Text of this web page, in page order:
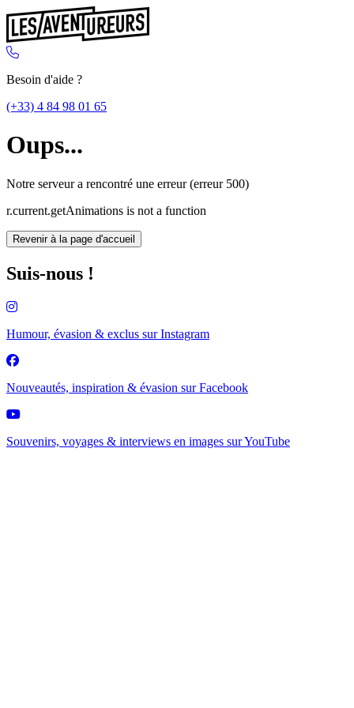
Besoin d'aide ?
(+33) 4 84 98 01 65
Oups...
Notre serveur a rencontré une erreur (erreur 500)
r.current.getAnimations is not a function
Revenir à la page d'accueil
Suis-nous !
Humour, évasion & exclus surInstagram
Nouveautés, inspiration & évasion surFacebook
Souvenirs, voyages & interviews en images surYouTube